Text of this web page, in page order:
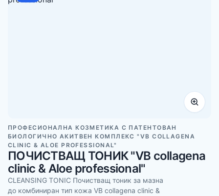
ПРОФЕСИОНАЛНА КОЗМЕТИКА С ПАТЕНТОВАН
БИОЛОГИЧНО АКИТВЕН КОМПЛЕКС "VB COLLAGENA
CLINIC & ALOE PROFESSIONAL"
ПОЧИСТВАЩ ТОНИК "VB collagena
clinic & Aloe professional"
CLEANSING TONIC Почистващ тоник за мазна
до комбиниран тип кожа VB collagena clinic &